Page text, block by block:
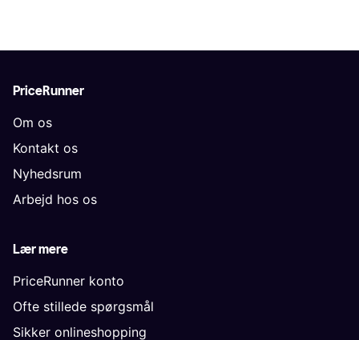
PriceRunner
Om os
Kontakt os
Nyhedsrum
Arbejd hos os
Lær mere
PriceRunner konto
Ofte stillede spørgsmål
Sikker onlineshopping